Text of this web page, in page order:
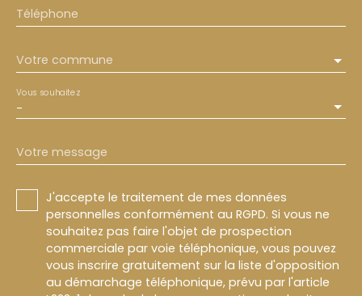
Téléphone
Votre commune
-
Vous souhaitez
Votre message
J'accepte le traitement de mes données
personnelles conformément au RGPD. Si vous ne
souhaitez pas faire l'objet de prospection
commerciale par voie téléphonique, vous pouvez
vous inscrire gratuitement sur la liste d'opposition
au démarchage téléphonique, prévu par l'article